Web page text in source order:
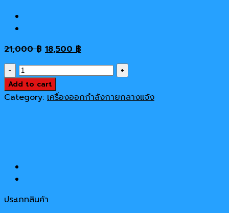
21,000฿ Original
was:
21,000 ฿.
18,500฿
is:
เครื่อง
ออก
กำลัง
กาย
Add to cart
Category: เครื่องออกกำลังกายกลางแจ้ง
ประเภทสินค้า